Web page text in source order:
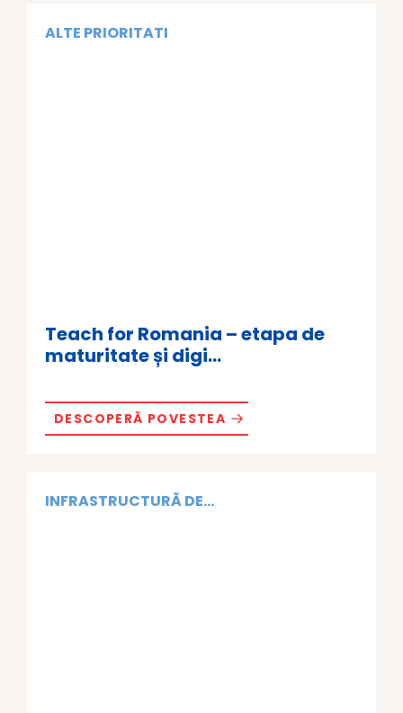
ALTE PRIORITATI
Teach for Romania – etapa de
maturitate și digi...
DESCOPERĂ POVESTEA
INFRASTRUCTURĂ DE...